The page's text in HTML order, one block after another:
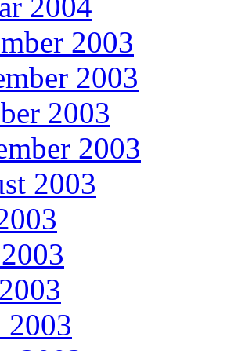
2003
2003
2003
2003
2003